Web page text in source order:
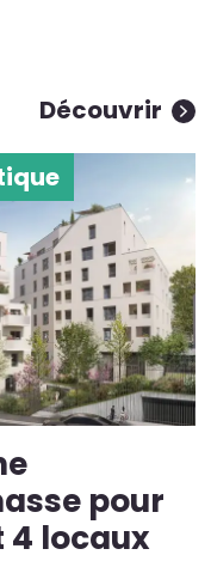
Découvrir
pour
4 locaux